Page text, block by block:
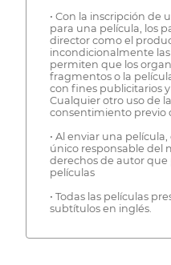
• Con la inscripción de
para una película, los
director como el
incondicionalmente
permiten que los
fragmentos o la
con fines publicitarios
Cualquier otro uso de
consentimiento previo
• Al enviar una
único responsable del
derechos de autor que
películas
• Todas las películas
subtítulos en inglés.